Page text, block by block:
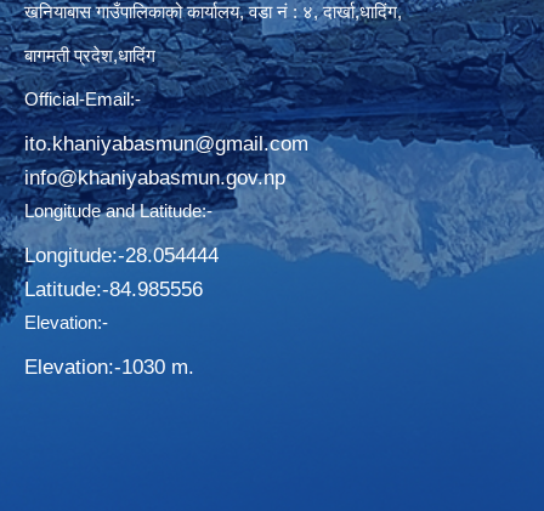
खनियाबास गाउँपालिकाको कार्यालय, वडा नं : ४, दार्खा,धादिंग,
बागमती प्रदेश,धादिंग
Official-Email:-
ito.khaniyabasmun@gmail.com
info@khaniyabasmun.gov.np
Longitude and Latitude:-
Longitude:-28.054444
Latitude:-​84.985556
Elevation:-
Elevation:-1030 m.